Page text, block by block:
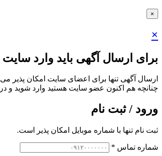
×
×
برای ارسال آگهی باید وارد
ارسال آگهی تنها برای اعضای سایت امکان پذیر
چنانچه هم‌ اکنون عضو سایت هستید وارد شوید و
ورود / ثبت نام
ثبت نام تنها با شماره موبایل امکان پذیر است.
شماره تماس *